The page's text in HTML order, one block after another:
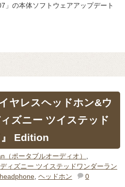
」の本体ソフトウェアアップデート
ヤレスヘッドホン&ウ
ズニー ツイステッド
Edition
（ポータブルオーディオ）
ディズニー ツイステッドワンダーラン
headphone, ヘッドホン
0